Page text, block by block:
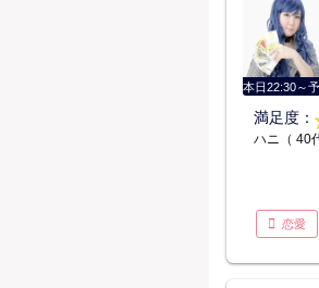
本日22:30～
満足度：
ハニ（ 40
恋愛